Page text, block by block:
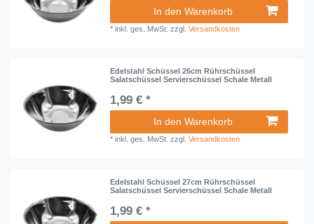
In den Warenkorb
*inkl. ges. MwSt. zzgl.Versandkosten
Edelstahl Schüssel 26cm Rührschüssel
Salatschüssel Servierschüssel Schale Metall
1,99 € *
In den Warenkorb
*inkl. ges. MwSt. zzgl.Versandkosten
Edelstahl Schüssel 27cm Rührschüssel
Salatschüssel Servierschüssel Schale Metall
1,99 € *